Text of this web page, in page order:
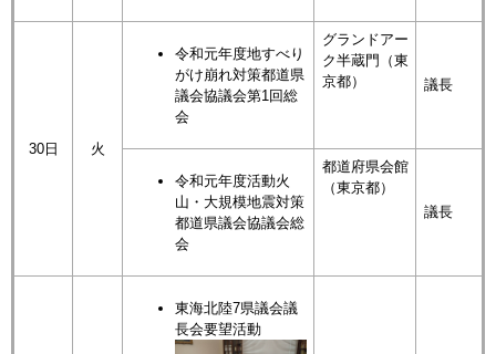
30日 火
令和元年度地すべり
がけ崩れ対策都道県
議会協議会第1回総
会
グランドアー
ク半蔵門（東
京都）
議長
令和元年度活動火
山・大規模地震対策
都道県議会協議会総
会
都道府県会館
（東京都）
議長
東海北陸7県議会議
長会要望活動